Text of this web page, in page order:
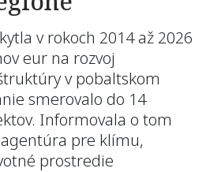
v rokoch 2014 až 2026
eur na rozvoj
v pobaltskom
smerovalo do 14
Informovala o tom
pre klímu,
prostredie